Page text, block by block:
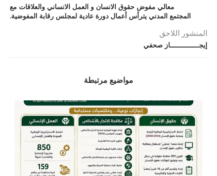
معالي مفوض حقوق الانسان و العمل الانساني والعلاقات مع
المجتمع المدني يترأس أعمال دورة عادية لمجلس رقابة المفوضية.
المنشور اللاحق
إيجـــــــــــــــاز صحفي
مواضيع مرتبطة